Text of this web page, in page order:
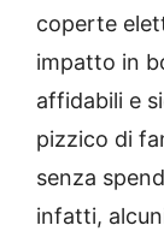
coperte
impatto in
affidabili e
pizzico di
senza
infatti,